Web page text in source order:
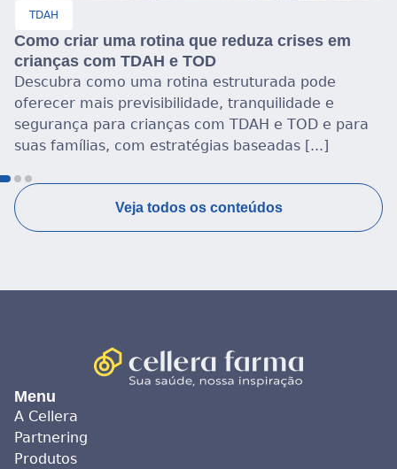
Abril Azul: Conheça as diferenças entre
e TDAH
Abril Azul reforça a importância de
diferenças entre TDAH e autismo para
inclusão e informação de qualidade Falar
TDAH e autismo [...]
Veja todos os conteúdos
Menu
A Cellera
Partnering
Produtos